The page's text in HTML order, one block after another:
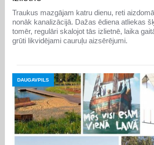
Traukus mazgājam katru dienu, reti
nonāk kanalizācijā. Dažas ēdiena atliekas
tomēr, regulāri skalojot tās izlietnē, laika
grūti likvidējami cauruļu aizsērējumi.
DAUGAVPILS